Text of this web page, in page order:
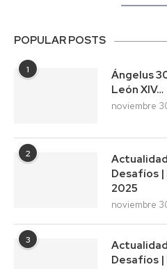
POPULAR POSTS
1
Ángelus
León XIV…
noviembre
2
Desafíos |
2025
noviembre
3
Desafíos |